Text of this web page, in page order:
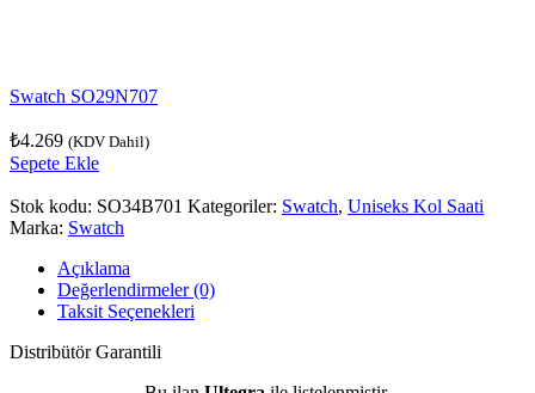
Swatch SO29N707
₺4.269 (KDV Dahil)
Sepete Ekle
Stok kodu: SO34B701 Kategoriler: Swatch, Uniseks Kol Saati
Marka: Swatch
Açıklama
Değerlendirmeler (0)
Taksit Seçenekleri
Distribütör Garantili